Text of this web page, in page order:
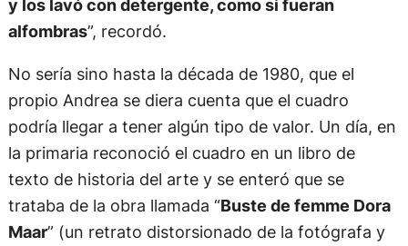
y los lavó con detergente, como si fueran
alfombras”, recordó.
No sería sino hasta la década de 1980, que el
propio Andrea se diera cuenta que el cuadro
podría llegar a tener algún tipo de valor. Un día, en
la primaria reconoció el cuadro en un libro de
texto de historia del arte y se enteró que se
trataba de la obra llamada “Buste de femme Dora
Maar” (un retrato distorsionado de la fotógrafa y